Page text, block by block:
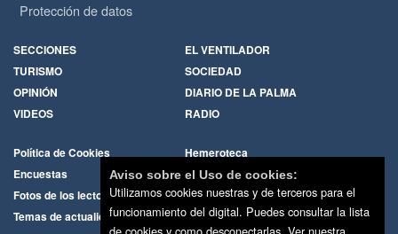
Protección de datos
SECCIONES
EL VENTILADOR
TURISMO
SOCIEDAD
OPINIÓN
DIARIO DE LA PALMA
VIDEOS
RADIO
Política de Cookies
Hemeroteca
Encuestas
Cartas de los lectores
Fotos de los lectores
Galerías de imágenes
Temas de actualidad
Principios Editoriales
Aviso sobre el Uso de cookies:
Utilizamos cookies nuestras y de terceros para el
funcionamiento del digital. Puedes consultar la lista